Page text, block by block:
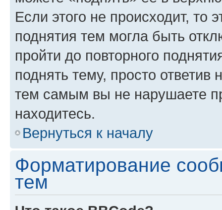
Если этого не происходит, то
поднятия тем могла быть
пройти до повторного
поднять тему, просто ответив
тем самым вы не нарушаете
находитесь.
Вернуться к началу
Форматирование
тем